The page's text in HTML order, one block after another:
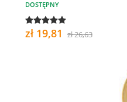
DOSTĘPNY
zł 19,81 zł 26,63